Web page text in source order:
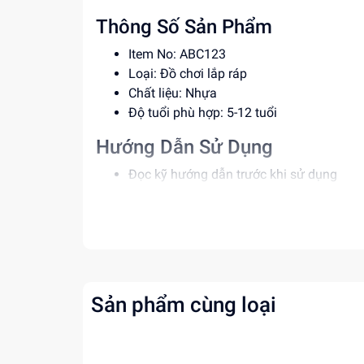
Thông Số Sản Phẩm
Item No: ABC123
Loại: Đồ chơi lắp ráp
Chất liệu: Nhựa
Độ tuổi phù hợp: 5-12 tuổi
Hướng Dẫn Sử Dụng
Đọc kỹ hướng dẫn trước khi sử dụng
Rèn luyện kỹ năng giải quyết vấn đề
Tăng cường khả năng phối hợp tay mắt
Sản phẩm cùng loại